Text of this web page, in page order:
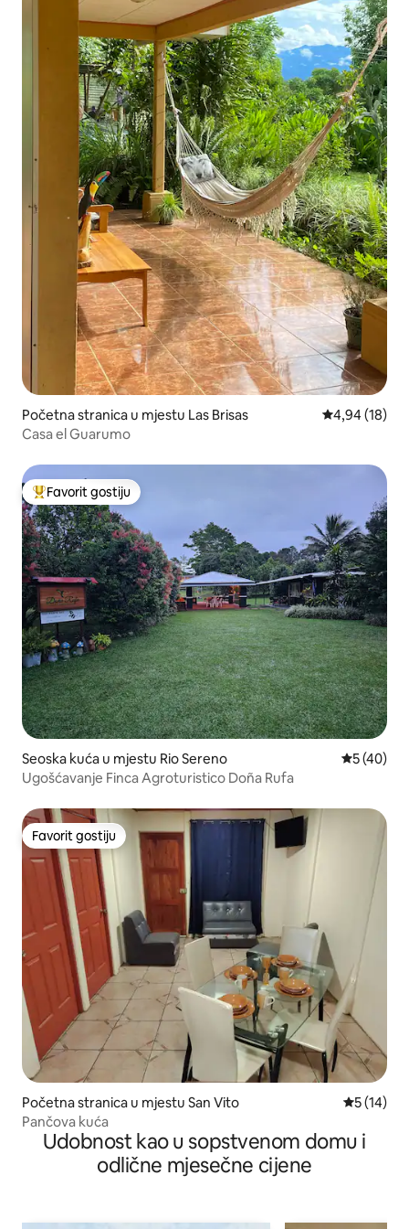
Početna stranica u mjestu Las Brisas prosječna
4,94 (18)
Casa el Guarumo
Glavni favorit gostiju
Favorit gostiju
Seoska kuća u mjestu Rio Sereno prosječna
5 (40)
Ugošćavanje Finca Agroturistico Doña Rufa
Favorit gostiju
Favorit gostiju
Početna stranica u mjestu San Vito prosječna
5 (14)
Pančova kuća
Udobnost kao u sopstvenom domu i
odlične mjesečne cijene